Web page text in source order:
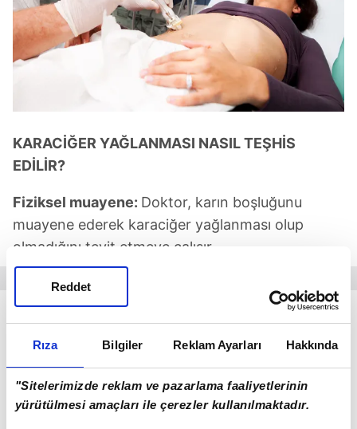
Rıza Bilgiler Reklam Ayarları Hakkında
"Sitelerimizde reklam ve pazarlama faaliyetlerinin
yürütülmesi amaçları ile çerezler kullanılmaktadır.
Reddet
KARACİĞER YAĞLANMASI NASIL TEŞHİS
EDİLİR?
Fiziksel muayene: Doktor, karın boşluğunu
muayene ederek karaciğer yağlanması olup
olmadığını teyit etmeye çalışır.
Karaciğerdeki bazı enzimlerin yüksek
olup olmadığı kontol edilir. Çünkü bazı enzimlerin
işareti olabilir.